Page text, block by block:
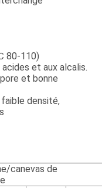
80-110)
et aux alcalis.
et bonne
faible densité,
canevas de